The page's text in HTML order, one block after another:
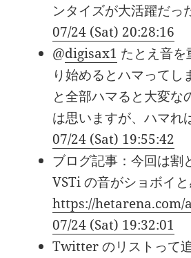
ンタイズが大活躍だっ
07/24 (Sat) 20:28:16
@digisax1 たとえ音
り始めるとハマって
と全部ハマると大変な
は思いますが、ハマれ
07/24 (Sat) 19:55:42
ブログ記事：今回は割
VSTi の音がショボイ
https://hetarena.com/
07/24 (Sat) 19:32:01
Twitter のリストって